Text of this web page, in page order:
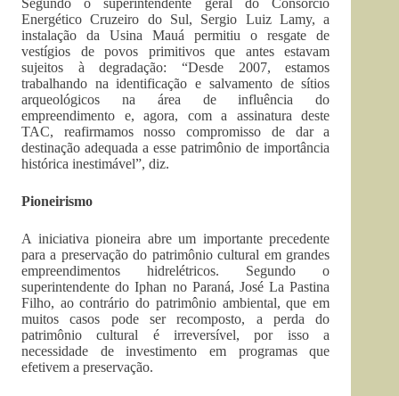
Segundo o superintendente geral do Consórcio
Energético Cruzeiro do Sul, Sergio Luiz Lamy, a
instalação da Usina Mauá permitiu o resgate de
vestígios de povos primitivos que antes estavam
sujeitos à degradação: “Desde 2007, estamos
trabalhando na identificação e salvamento de sítios
arqueológicos na área de influência do
empreendimento e, agora, com a assinatura deste
TAC, reafirmamos nosso compromisso de dar a
destinação adequada a esse patrimônio de importância
histórica inestimável”, diz.
Pioneirismo
A iniciativa pioneira abre um importante precedente
para a preservação do patrimônio cultural em grandes
empreendimentos hidrelétricos. Segundo o
superintendente do Iphan no Paraná, José La Pastina
Filho, ao contrário do patrimônio ambiental, que em
muitos casos pode ser recomposto, a perda do
patrimônio cultural é irreversível, por isso a
necessidade de investimento em programas que
efetivem a preservação.